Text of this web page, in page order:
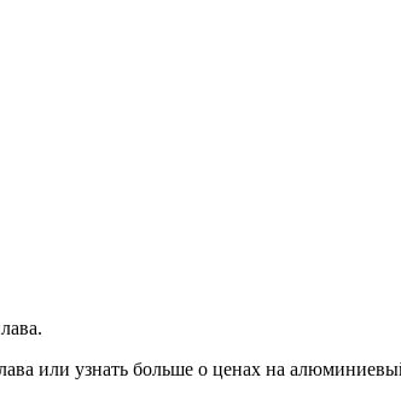
или узнать больше о ценах на